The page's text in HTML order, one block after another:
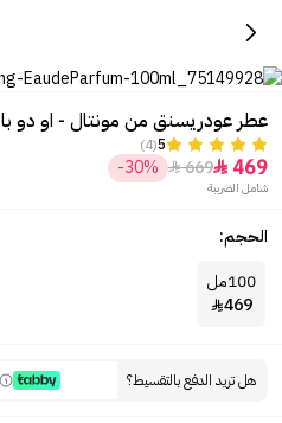
عطر عودريسنق من مونتال - او دو
5
(4)
469

669

-30%
شامل الضريبة
الحجم:
100مل
469

هل تريد الدفع بالتقسيط؟